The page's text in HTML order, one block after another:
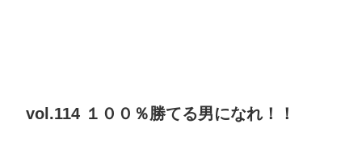
vol.114 １００％勝てる男になれ！！